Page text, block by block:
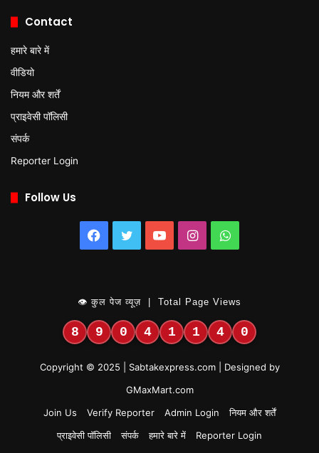
Contact
हमारे बारे में
वीडियो
नियम और शर्तें
प्राइवेसी पॉलिसी
संपर्क
Reporter Login
Follow Us
Facebook
TwitterYouTubeInstagramWhatsApp
👁 कुल पेज व्यूज़ | Total Page Views
8 9 0 4 1 1 4 0
Copyright © 2025 | Sabtakexpress.com | Designed by
GMaxMart.com
Join Us
Verify Reporter Admin Login
नियम और शर्तें
प्राइवेसी पॉलिसी
संपर्क हमारे बारे में Reporter Login